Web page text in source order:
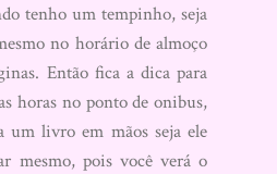
tenho um tempinho, seja
no horário de almoço
Então fica a dica para
horas no ponto de onibus,
um livro em mãos seja ele
mesmo, pois você verá o